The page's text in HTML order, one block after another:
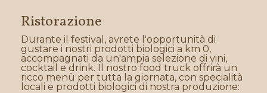
Ristorazione
Durante il festival, avrete l'opportunità di
gustare i nostri prodotti biologici a km 0,
accompagnati da un'ampia selezione di vini,
cocktail e drink. Il nostro food truck offrirà un
ricco menù per tutta la giornata, con specialità
locali e prodotti biologici di nostra produzione: